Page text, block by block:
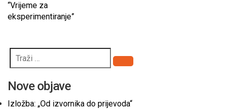
“Vrijeme za
eksperimentiranje”
Pretraži
Nove objave
Izložba: „Od izvornika do prijevoda“